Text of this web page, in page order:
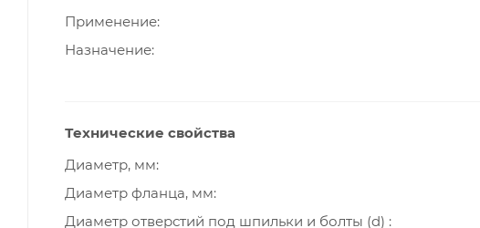
Применение
Назначение
Технические свойства
Диаметр, мм
Диаметр фланца, мм
Диаметр отверстий под шпильки и болты (d)